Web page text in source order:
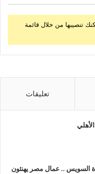
تنصيبها من خلال قائمة
تعليقات
السويس .. عمال مصر يهنئون